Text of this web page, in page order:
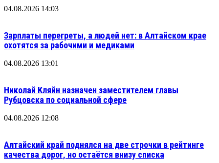
04.08.2026 14:03
Зарплаты перегреты, а людей нет: в Алтайском крае
охотятся за рабочими и медиками
04.08.2026 13:01
Николай Кляйн назначен заместителем главы
Рубцовска по социальной сфере
04.08.2026 12:08
Алтайский край поднялся на две строчки в рейтинге
качества дорог, но остаётся внизу списка